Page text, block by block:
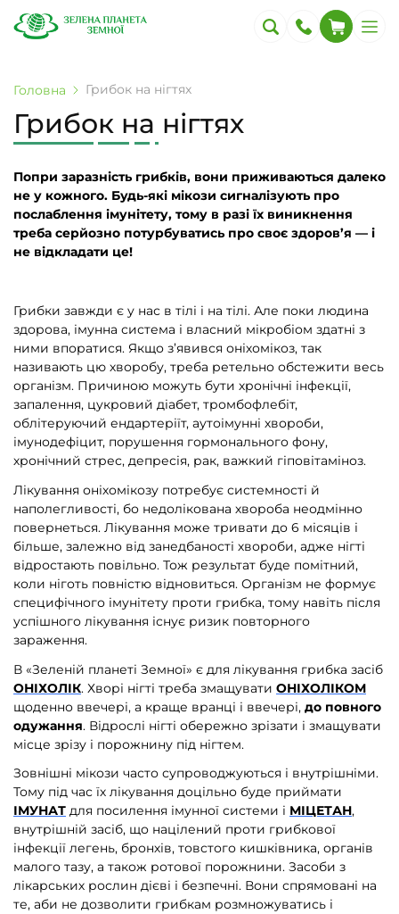
Головна Грибок на нігтях
Грибок на нігтях
Попри заразність грибків, вони приживаються далеко
не у кожного. Будь-які мікози сигналізують про
послаблення імунітету, тому в разі їх виникнення
треба серйозно потурбуватись про своє здоров’я — і
не відкладати це!
Грибки завжди є у нас в тілі і на тілі. Але поки людина
здорова, імунна система і власний мікробіом здатні з
ними впоратися. Якщо з’явився оніхомікоз, так
називають цю хворобу, треба ретельно обстежити весь
організм. Причиною можуть бути хронічні інфекції,
запалення, цукровий діабет, тромбофлебіт,
облітеруючий ендартеріїт, аутоімунні хвороби,
імунодефіцит, порушення гормонального фону,
хронічний стрес, депресія, рак, важкий гіповітаміноз.
Лікування оніхомікозу потребує системності й
наполегливості, бо недолікована хвороба неодмінно
повернеться. Лікування може тривати до 6 місяців і
більше, залежно від занедбаності хвороби, адже нігті
відростають повільно. Тож результат буде помітний,
коли ніготь повністю відновиться. Організм не формує
специфічного імунітету проти грибка, тому навіть після
успішного лікування існує ризик повторного
зараження.
В «Зеленій планеті Земної» є для лікування грибка засіб
ОНІХОЛІК. Хворі нігті треба змащувати ОНІХОЛІКОМ
щоденно ввечері, а краще вранці і ввечері, до повного
одужання. Відрослі нігті обережно зрізати і змащувати
місце зрізу і порожнину під нігтем.
Зовнішні мікози часто супроводжуються і внутрішніми.
Тому під час їх лікування доцільно буде приймати
ІМУНАТ для посилення імунної системи і МІЦЕТАН,
внутрішній засіб, що націлений проти грибкової
інфекції легень, бронхів, товстого кишківника, органів
малого тазу, а також ротової порожнини. Засоби з
лікарських рослин дієві і безпечні. Вони спрямовані на
те, аби не дозволити грибкам розмножуватись і